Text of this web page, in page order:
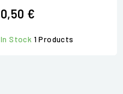
0,50 €
In Stock 1 Products